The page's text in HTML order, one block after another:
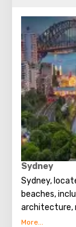
Sydney
Sydney,
beaches,
architecture,
scene.